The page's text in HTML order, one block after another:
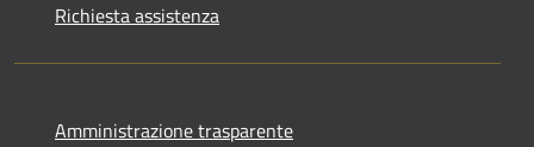
Richiesta assistenza
Amministrazione trasparente